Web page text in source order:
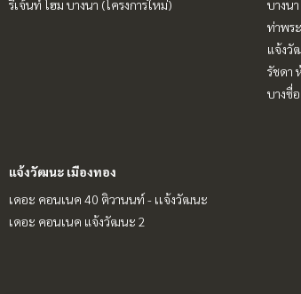
รีเจ้นท์ โฮม บางนา (โครงการใหม่)
แจ้งวัฒนะ เมืองทอง
เดอะ คอนเนค 40 ติวานนท์ - เเจ้งวัฒนะ
เดอะ คอนเนค แจ้งวัฒนะ 2
บางน
ท่าพร
แจ้งวั
รัชดา
บางซื่